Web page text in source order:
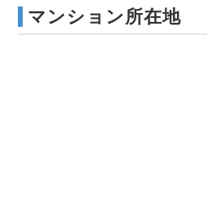
マンション所在地